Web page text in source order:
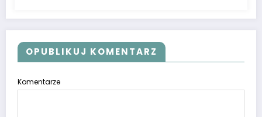
OPUBLIKUJ KOMENTARZ
Komentarze